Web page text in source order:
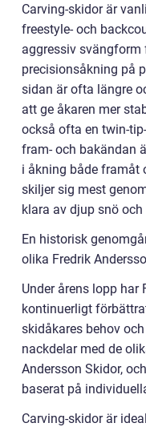
Carving-skidor är
freestyle- och
aggressiv svängform
precisionsåkning på
sidan är ofta längre
att ge åkaren mer
också ofta en twin-
fram- och bakändan
i åkning både framåt
skiljer sig mest
klara av djup snö och
En historisk
olika Fredrik
Under årens lopp har
kontinuerligt
skidåkares behov
nackdelar med de
Andersson Skidor,
baserat på
Carving-skidor är